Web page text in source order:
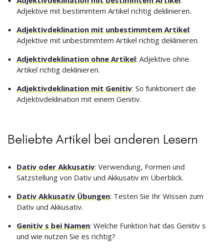
Adjektive mit bestimmtem Artikel richtig deklinieren.
Adjektivdeklination mit unbestimmtem Artikel:
Adjektive mit unbestimmtem Artikel richtig deklinieren.
Adjektivdeklination ohne Artikel: Adjektive ohne
Artikel richtig deklinieren.
Adjektivdeklination mit Genitiv: So funktioniert die
Adjektivdeklination mit einem Genitiv.
Beliebte Artikel bei anderen Lesern
Dativ oder Akkusativ: Verwendung, Formen und
Satzstellung von Dativ und Akkusativ im Überblick.
Dativ Akkusativ Übungen: Testen Sie Ihr Wissen zum
Dativ und Akkusativ.
Genitiv s bei Namen: Welche Funktion hat das Genitiv s
und wie nutzen Sie es richtig?